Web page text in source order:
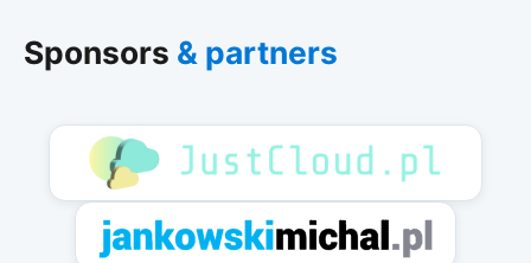
Sponsors & partners